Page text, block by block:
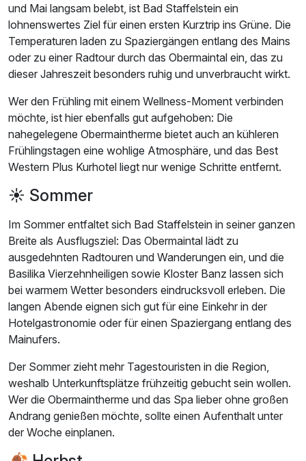
und Mai langsam belebt, ist Bad Staffelstein ein
lohnenswertes Ziel für einen ersten Kurztrip ins Grüne. Die
Temperaturen laden zu Spaziergängen entlang des Mains
oder zu einer Radtour durch das Obermaintal ein, das zu
dieser Jahreszeit besonders ruhig und unverbraucht wirkt.
Wer den Frühling mit einem Wellness-Moment verbinden
möchte, ist hier ebenfalls gut aufgehoben: Die
nahegelegene Obermaintherme bietet auch an kühleren
Frühlingstagen eine wohlige Atmosphäre, und das Best
Western Plus Kurhotel liegt nur wenige Schritte entfernt.
☀️ Sommer
Im Sommer entfaltet sich Bad Staffelstein in seiner ganzen
Breite als Ausflugsziel: Das Obermaintal lädt zu
ausgedehnten Radtouren und Wanderungen ein, und die
Basilika Vierzehnheiligen sowie Kloster Banz lassen sich
bei warmem Wetter besonders eindrucksvoll erleben. Die
langen Abende eignen sich gut für eine Einkehr in der
Hotelgastronomie oder für einen Spaziergang entlang des
Mainufers.
Der Sommer zieht mehr Tagestouristen in die Region,
weshalb Unterkunftsplätze frühzeitig gebucht sein wollen.
Wer die Obermaintherme und das Spa lieber ohne großen
Andrang genießen möchte, sollte einen Aufenthalt unter
der Woche einplanen.